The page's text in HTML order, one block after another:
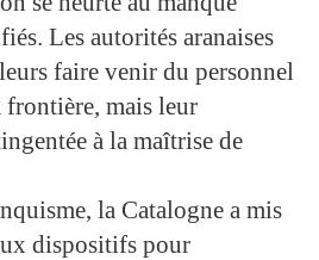
Les autorités aranaises
faire venir du personnel
frontière, mais leur
à la maîtrise de
la Catalogne a mis
dispositifs pour